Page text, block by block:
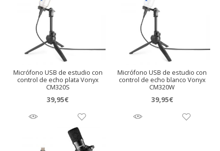
Micrófono USB de estudio con
control de echo plata Vonyx
CM320S
39,95€
Micrófono USB de estudio con
control de echo blanco Vonyx
CM320W
39,95€